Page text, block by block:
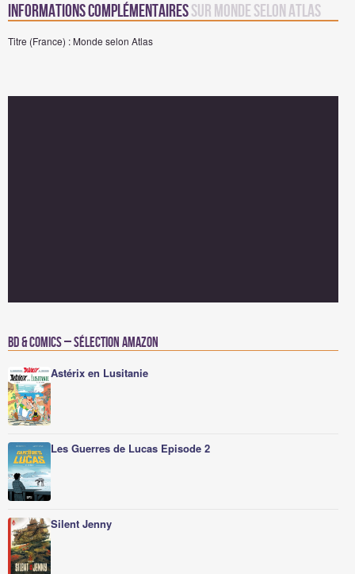
Informations complémentairessur Monde selon Atlas
Titre (France) : Monde selon Atlas
BD & Comics – Sélection Amazon
Astérix en Lusitanie
Les Guerres de Lucas Episode 2
Silent Jenny